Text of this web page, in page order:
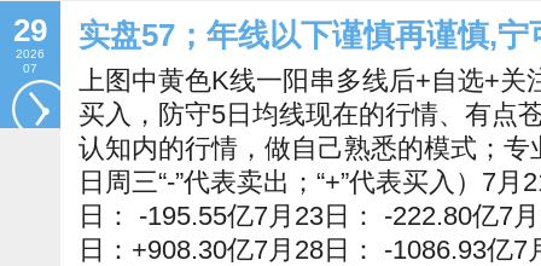
29
2026
07
实盘57；年线以下谨慎再谨慎,宁
上图中黄色K线一阳串多线后+自选+关
买入，防守5日均线现在的行情、有点
认知内的行情，做自己熟悉的模式；专
日周三“-”代表卖出；“+”代表买入）7
日： -195.55亿7月23日： -222.80亿7
日：+908.30亿7月28日： -1086.93亿